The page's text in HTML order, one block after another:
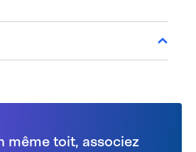
même toit, associez